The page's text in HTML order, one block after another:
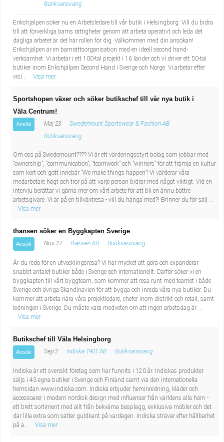
Butiksansvarig
Erikshjälpen söker nu en Arbetsledare till vår butik i Helsingborg. Vill du bidra
till att förverkliga barns rättigheter genom att arbeta operativt och leda det
dagliga arbetet är det här rollen för dig. Välkommen med din ansökan!
Erikshjälpen är en barnrättsorganisation med en ideell second hand-
verksamhet. Vi arbetar i ett 100-tal projekt i 16 länder och vi driver ett 50-tal
butiker inom Erikshjälpen Second Hand i Sverige och Norge. Vi arbetar efter
visi...
Visa mer
Sportshopen växer och söker butikschef till vår nya butik i
Väla Centrum!
Ansök Maj 23
Swedemount Sportswear & Fashion AB
Butiksansvarig
Om oss på Swedemount???? Vi är ett värderingsstyrt bolag som jobbar med
”ownership”, ”communication”, ”teamwork” och ”winners” för att främja en kultur
som kort och gott innebär ”We make things happen”! Vi värderar våra
medarbetare högt och tror på att varje person bidrar med något viktigt. Vid en
intervju berättar vi gärna mer om vårt arbete för att bli en ännu bättre
arbetsgivare. Vi är på en tillväxtresa - vill du hänga med?! Brinner du för sälj ...
Visa mer
thansen söker en Byggkapten Sverige
Ansök Nov 27 thansen AB Butiksansvarig
Är du redo för en utvecklingsresa? Vi har mycket att göra och expanderar
snabbt antalet butiker både i Sverige och internationellt. Därför söker vi en
byggkapten till vårt byggteam, som kommer att resa runt med teamet i både
Sverige och övriga Skandinavien för att bygga och inreda våra nya butiker. Du
kommer att arbeta nära våra projektledare, chefer inom distrikt och retail, samt
ledningen i Sverige. Du måste vara medveten om att ingen arbetsdag är ...
Visa mer
Butikschef till Väla Helsingborg
Ansök Sep 2 Indiska 1901 AB Butiksansvarig
Indiska är ett svenskt företag som har funnits i 120 år. Indiskas produkter
säljs i 43 egna butiker i Sverige och Finland samt via den internationella
hemsidan www.indiska.com. Indiska erbjuder heminredning, kläder och
accessoarer i modern nordisk design med influenser från världens alla hörn -
ett brett sortiment med allt från bekväma basplagg, exklusiva möbler och det
där lilla extra som sätter guldkant på vardagen. Indiska strävar efter hållbarhet
på a...
Visa mer